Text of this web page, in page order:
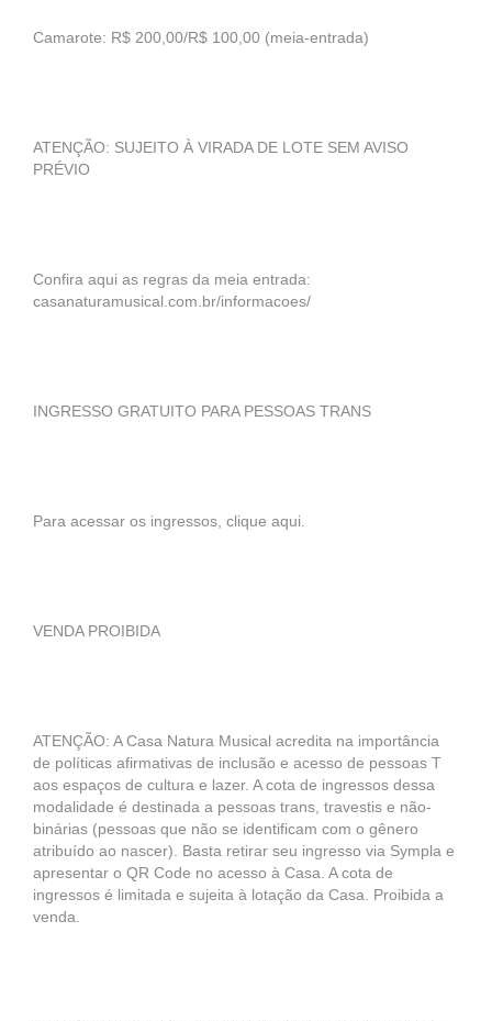
Camarote: R$ 200,00/R$ 100,00 (meia-entrada)
ATENÇÃO: SUJEITO À VIRADA DE LOTE SEM AVISO
PRÉVIO
Confira aqui as regras da meia entrada:
casanaturamusical.com.br/informacoes/
INGRESSO GRATUITO PARA PESSOAS TRANS
Para acessar os ingressos, clique aqui.
VENDA PROIBIDA
ATENÇÃO: A Casa Natura Musical acredita na importância
de políticas afirmativas de inclusão e acesso de pessoas T
aos espaços de cultura e lazer. A cota de ingressos dessa
modalidade é destinada a pessoas trans, travestis e não-
binárias (pessoas que não se identificam com o gênero
atribuído ao nascer). Basta retirar seu ingresso via Sympla e
apresentar o QR Code no acesso à Casa. A cota de
ingressos é limitada e sujeita à lotação da Casa. Proibida a
venda.